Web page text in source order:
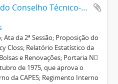
10ª Reunião do Conselho Técnico-Administrativo
Ata da 2ª Sessão; Proposição do
Closs; Relatório Estatístico da
e Renovações; Portaria N
de 1975, que aprova o
da CAPES; Regimento Interno